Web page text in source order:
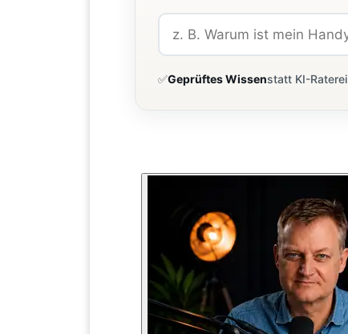
✅Geprüftes Wissenstatt KI-Raterei